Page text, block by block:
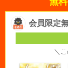
会員限定
＼